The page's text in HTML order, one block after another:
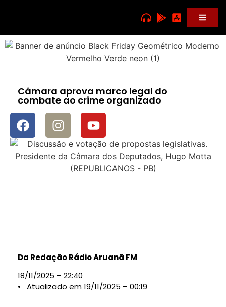
Câmara aprova marco legal do
combate ao crime organizado
Da Redação Rádio Aruanã FM
18/11/2025 – 22:40
• Atualizado em 19/11/2025 – 00:19